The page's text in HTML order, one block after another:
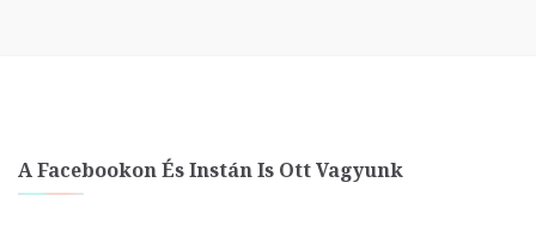
A Facebookon És Instán Is Ott Vagyunk